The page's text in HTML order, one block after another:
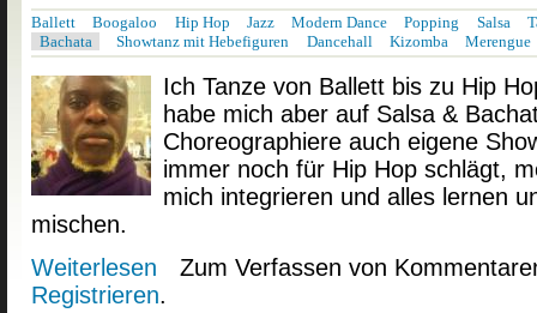
Ballett Boogaloo Hip Hop Jazz Modern Dance Popping Salsa
Bachata
Showtanz mit Hebefiguren Dancehall Kizomba Merengue
Ich Tanze von Ballett bis zu Hip
habe mich aber auf Salsa &
Choreographiere auch eigene
immer noch für Hip Hop schlägt,
mich integrieren und alles lernen
mischen.
Weiterlesen über Streetsalsa
Zum Verfassen von
Registrieren.